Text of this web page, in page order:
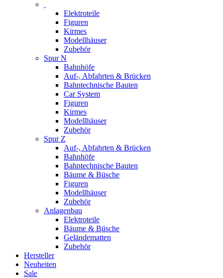
Elektroteile
Figuren
Kirmes
Modellhäuser
Zubehör
Spur N
Bahnhöfe
Auf-, Abfahrten & Brücken
Bahntechnische Bauten
Car System
Figuren
Kirmes
Modellhäuser
Zubehör
Spur Z
Auf-, Abfahrten & Brücken
Bahnhöfe
Bahntechnische Bauten
Bäume & Büsche
Figuren
Modellhäuser
Zubehör
Anlagenbau
Elektroteile
Bäume & Büsche
Geländematten
Zubehör
Hersteller
Neuheiten
Sale